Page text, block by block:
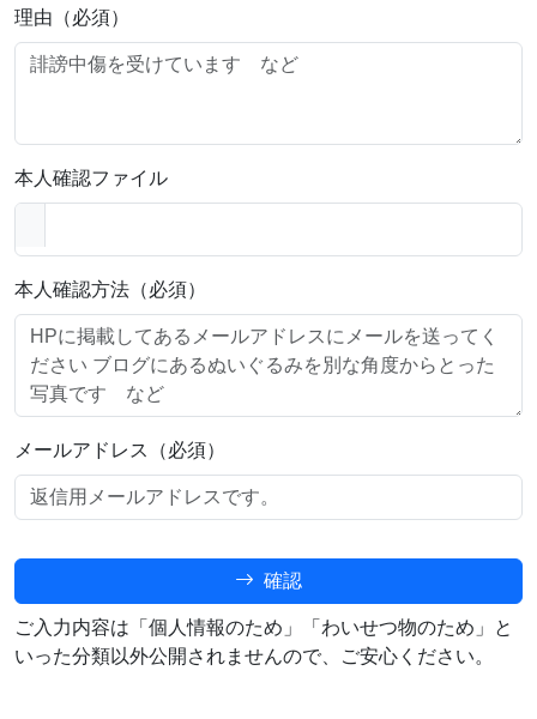
理由（必須）
本人確認ファイル
本人確認方法（必須）
メールアドレス（必須）
確認
ご入力内容は「個人情報のため」「わいせつ物のため」と
いった分類以外公開されませんので、ご安心ください。